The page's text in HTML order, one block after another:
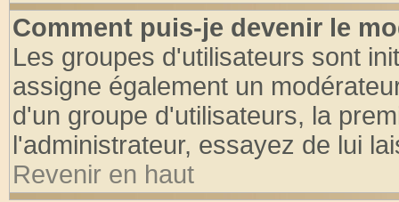
Comment puis-je devenir le
Les groupes d'utilisateurs sont
assigne également un
d'un groupe d'utilisateurs, la
l'administrateur, essayez de lui
Revenir en haut